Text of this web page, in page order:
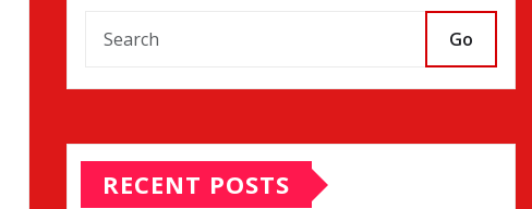
Go
RECENT POSTS